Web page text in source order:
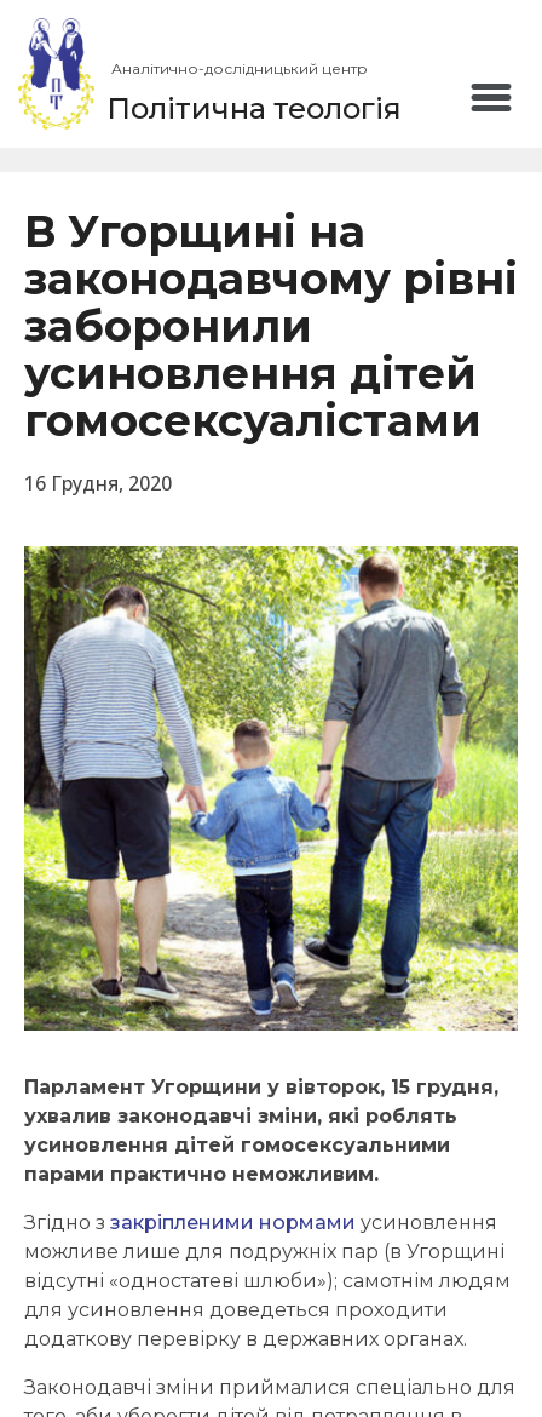
Аналітично-дослідницький центр
Політична теологія
В Угорщині на
законодавчому рівні
заборонили
усиновлення дітей
гомосексуалістами
16 Грудня, 2020
Парламент Угорщини у вівторок, 15 грудня,
ухвалив законодавчі зміни, які роблять
усиновлення дітей гомосексуальними
парами практично неможливим.
Згідно з закріпленими нормами усиновлення
можливе лише для подружніх пар (в Угорщині
відсутні «одностатеві шлюби»); самотнім людям
для усиновлення доведеться проходити
додаткову перевірку в державних органах.
Законодавчі зміни приймалися спеціально для